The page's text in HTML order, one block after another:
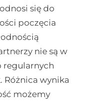
się do
poczęcia
nie są w
regularnych
Różnica wynika
możemy